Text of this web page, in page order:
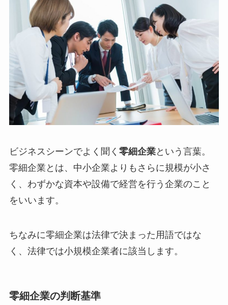
ビジネスシーンでよく聞く 零細企業という言葉。
零細企業とは、中小企業よりもさらに規模が小さ
く、わずかな資本や設備で経営を行う企業のこと
をいいます。
ちなみに零細企業は法律で決まった用語ではな
く、法律では小規模企業者に該当します。
零細企業の判断基準